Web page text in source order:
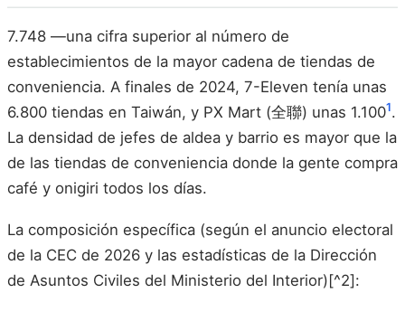
7.748 —una cifra superior al número de
establecimientos de la mayor cadena de tiendas de
conveniencia. A finales de 2024, 7-Eleven tenía unas
6.800 tiendas en Taiwán, y PX Mart (全聯) unas 1.1001.
La densidad de jefes de aldea y barrio es mayor que la
de las tiendas de conveniencia donde la gente compra
café y onigiri todos los días.
La composición específica (según el anuncio electoral
de la CEC de 2026 y las estadísticas de la Dirección
de Asuntos Civiles del Ministerio del Interior)[^2]: